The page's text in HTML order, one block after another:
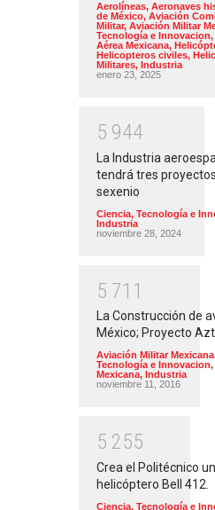
Aerolíneas, Aeronaves
de México, Aviación
Militar, Aviación Militar
Tecnología e Innovacion,
Aérea Mexicana,
Helicopteros civiles,
Militares, Industria
enero 23, 2025
5 944
La Industria
tendrá tres
sexenio
Ciencia, Tecnología e
Industria
noviembre 28, 2024
5 71 1
La Construcción de
México; Proyecto
Aviación Militar Mexicana
Tecnología e Innovacion,
Mexicana, Industria
noviembre 11, 2016
5 255
Crea el Politécnico
helicóptero Bell 412.
Ciencia, Tecnología e